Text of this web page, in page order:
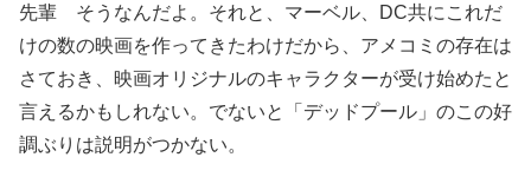
先輩 そうなんだよ。それと、マーベル、DC共にこれだ
けの数の映画を作ってきたわけだから、アメコミの存在は
さておき、映画オリジナルのキャラクターが受け始めたと
言えるかもしれない。でないと「デッドプール」のこの好
調ぶりは説明がつかない。